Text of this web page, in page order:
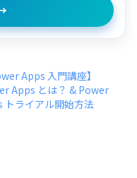
Apps 入門講座】
Apps とは？ & Power
トライアル開始方法